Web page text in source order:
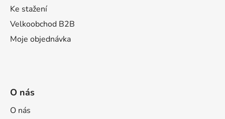
Ke stažení
Velkoobchod B2B
Moje objednávka
O nás
O nás